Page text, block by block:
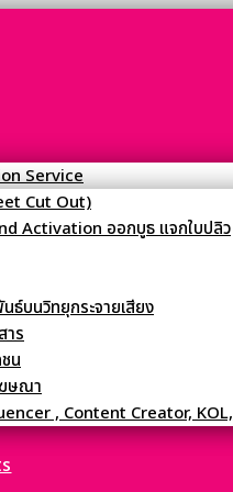
Service
Cut Out)
Activation ออกบูธ แจกใบปลิว
ธ์บนวิทยุกระจายเสียง
าร
น
ษณา
, Content Creator,